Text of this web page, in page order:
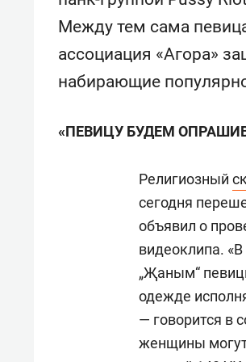
Между тем сама
ассоциация «Агора»
набирающие
«ПЕВИЦУ БУДЕМ
Религиозный
сегодня
объявил о
видеоклипа.
„Җаным“
одежде
— говорится в
женщины могут
спорта